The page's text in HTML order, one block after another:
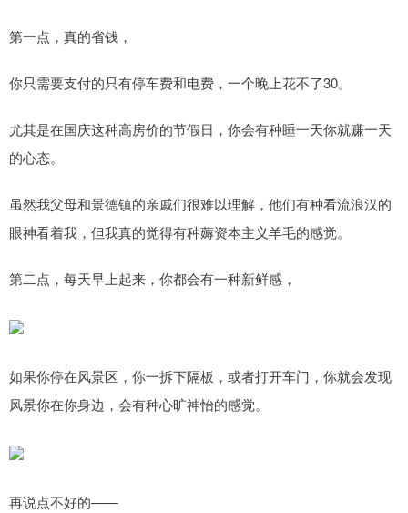
第一点，真的省钱，
你只需要支付的只有停车费和电费，一个晚上花不了30。
尤其是在国庆这种高房价的节假日，你会有种睡一天你就赚一天
的心态。
虽然我父母和景德镇的亲戚们很难以理解，他们有种看流浪汉的
眼神看着我，但我真的觉得有种薅资本主义羊毛的感觉。
第二点，每天早上起来，你都会有一种新鲜感，
如果你停在风景区，你一拆下隔板，或者打开车门，你就会发现
风景你在你身边，会有种心旷神怡的感觉。
再说点不好的——